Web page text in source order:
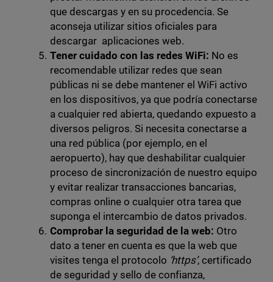
que descargas y en su procedencia. Se
aconseja utilizar sitios oficiales para
descargar aplicaciones web.
Tener cuidado con las redes WiFi: No es
recomendable utilizar redes que sean
públicas ni se debe mantener el WiFi activo
en los dispositivos, ya que podría conectarse
a cualquier red abierta, quedando expuesto a
diversos peligros. Si necesita conectarse a
una red pública (por ejemplo, en el
aeropuerto), hay que deshabilitar cualquier
proceso de sincronización de nuestro equipo
y evitar realizar transacciones bancarias,
compras online o cualquier otra tarea que
suponga el intercambio de datos privados.
Comprobar la seguridad de la web: Otro
dato a tener en cuenta es que la web que
visites tenga el protocolo ‘https’, certificado
de seguridad y sello de confianza,